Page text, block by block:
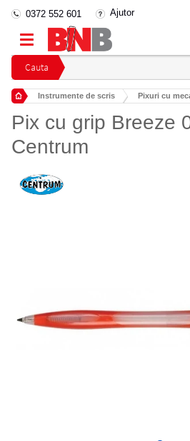
Cauta
0372 552 601 Ajutor
Instrumente de scris Pixuri cu
Pix cu grip Breeze
Centrum